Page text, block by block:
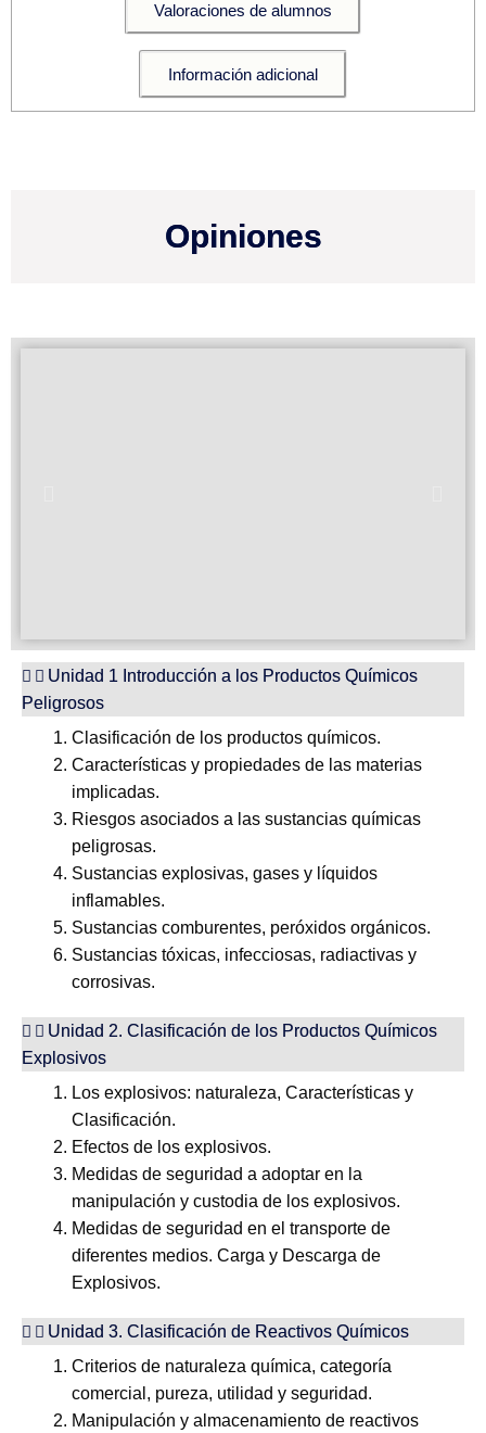
Valoraciones de alumnos
Información adicional
Opiniones
Unidad 1 Introducción a los Productos Químicos
Peligrosos
Clasificación de los productos químicos.
Características y propiedades de las materias
implicadas.
Riesgos asociados a las sustancias químicas
peligrosas.
Sustancias explosivas, gases y líquidos
inflamables.
Sustancias comburentes, peróxidos orgánicos.
Sustancias tóxicas, infecciosas, radiactivas y
corrosivas.
Unidad 2. Clasificación de los Productos Químicos
Explosivos
Los explosivos: naturaleza, Características y
Clasificación.
Efectos de los explosivos.
Medidas de seguridad a adoptar en la
manipulación y custodia de los explosivos.
Medidas de seguridad en el transporte de
diferentes medios. Carga y Descarga de
Explosivos.
Unidad 3. Clasificación de Reactivos Químicos
Criterios de naturaleza química, categoría
comercial, pureza, utilidad y seguridad.
Manipulación y almacenamiento de reactivos